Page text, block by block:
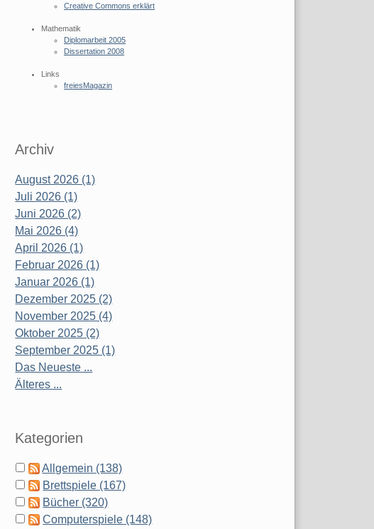
Creative Commons erklärt
Mathematik
Diplomarbeit 2005
Dissertation 2008
Links
freiesMagazin
Archiv
August 2026 (1)
Juli 2026 (1)
Juni 2026 (2)
Mai 2026 (4)
April 2026 (1)
Februar 2026 (1)
Januar 2026 (1)
Dezember 2025 (2)
November 2025 (4)
Oktober 2025 (2)
September 2025 (1)
Das Neueste ...
Älteres ...
Kategorien
Allgemein (138)
Brettspiele (167)
Bücher (320)
Computerspiele (148)